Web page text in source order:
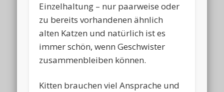
Einzelhaltung – nur paarweise oder
zu bereits vorhandenen ähnlich
alten Katzen und natürlich ist es
immer schön, wenn Geschwister
zusammenbleiben können.
Kitten brauchen viel Ansprache und